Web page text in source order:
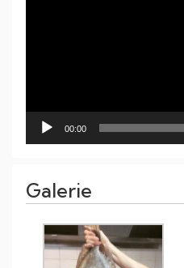
00:00
Galerie